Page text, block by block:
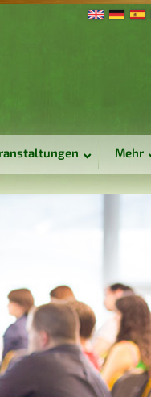
Mehr